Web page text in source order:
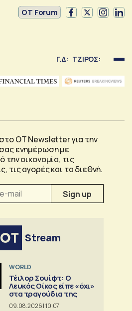
OT Forum
Γ.Δ: ΤΖΙΡΟΣ:
OT Newsletter για την
ενημέρωση με
την οικονομία, τις
τις αγορές και τα διεθνή.
Stream
WORLD
Τέιλορ Σουίφτ: Ο
Λευκός Οίκος είπε «όχι»
στα τραγούδια της
09.08.2026 | 10:07